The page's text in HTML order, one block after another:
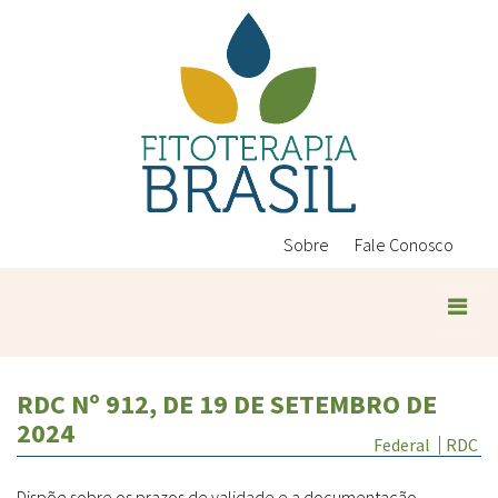
Sobre Fale Conosco
Conteúdos
Legislação
RDC Nº 912, DE 19 DE SETEMBRO DE
2024
Federal RDC